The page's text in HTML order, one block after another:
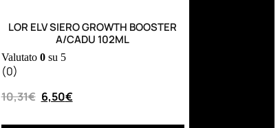
LOR ELV SIERO GROWTH BOOSTER
A/CADU 102ML
Valutato 0su 5
(0)
10,31€ 6,50€